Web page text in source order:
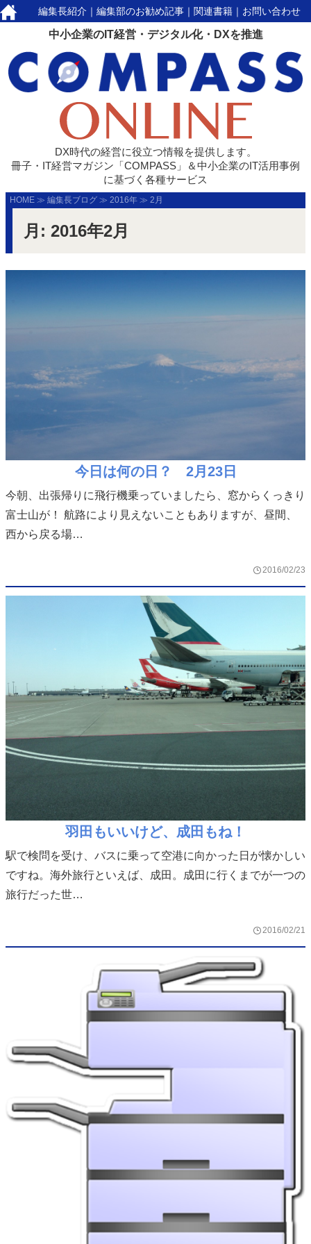
編集長紹介 ｜編集部のお勧め記事 ｜ 関連書籍 ｜ お問い合わせ
中小企業のIT経営・デジタル化・DXを推進
DX時代の経営に役立つ情報を提供します。
冊子・IT経営マガジン「COMPASS」＆中小企業のIT活用事例
に基づく各種サービス
HOME ≫ 編集長ブログ ≫ 2016年 ≫ 2月
月: 2016年2月
今日は何の日？ 2月23日
今朝、出張帰りに飛行機乗っていましたら、窓からくっきり
富士山が！ 航路により見えないこともありますが、昼間、
西から戻る場…
2016/02/23
羽田もいいけど、成田もね！
駅で検問を受け、バスに乗って空港に向かった日が懐かしい
ですね。海外旅行といえば、成田。成田に行くまでが一つの
旅行だった世…
2016/02/21